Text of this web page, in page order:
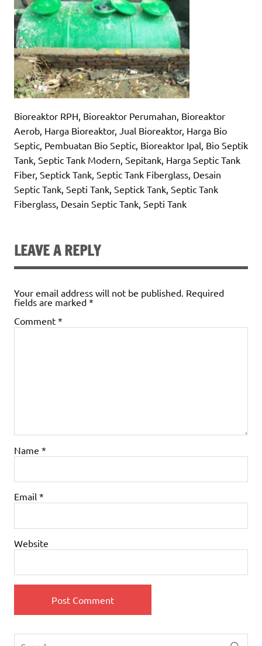
Bioreaktor RPH, Bioreaktor Perumahan, Bioreaktor
Aerob, Harga Bioreaktor, Jual Bioreaktor, Harga Bio
Septic, Pembuatan Bio Septic, Bioreaktor Ipal, Bio Septik
Tank, Septic Tank Modern, Sepitank, Harga Septic Tank
Fiber, Septick Tank, Septic Tank Fiberglass, Desain
Septic Tank, Septi Tank, Septick Tank, Septic Tank
Fiberglass, Desain Septic Tank, Septi Tank
LEAVE A REPLY
Your email address will not be published. Required
fields are marked *
Comment *
Name *
Email *
Website